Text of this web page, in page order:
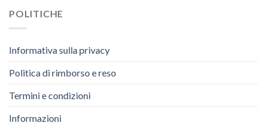
POLITICHE
Informativa sulla privacy
Politica di rimborso e reso
Termini e condizioni
Informazioni